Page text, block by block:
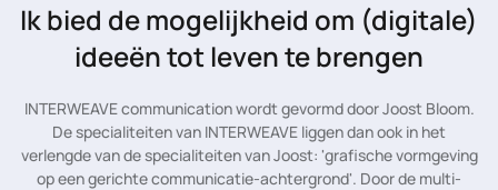
Ik bied de mogelijkheid om (digitale)
ideeën tot leven te brengen
INTERWEAVE communication wordt gevormd door Joost Bloom.
De specialiteiten van INTERWEAVE liggen dan ook in het
verlengde van de specialiteiten van Joost: 'grafische vormgeving
op een gerichte communicatie-achtergrond'. Door de multi-